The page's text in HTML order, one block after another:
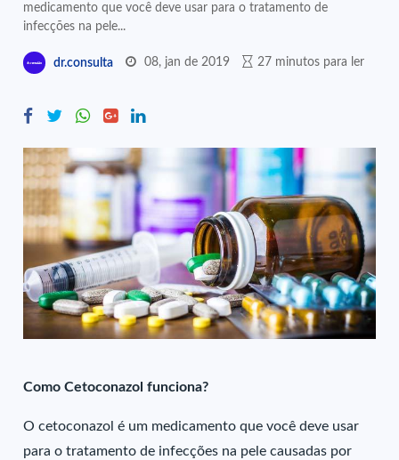
medicamento que você deve usar para o tratamento de
infecções na pele...
dr.consulta 08, jan de 2019 27 minutos para ler
Como Cetoconazol funciona?
O cetoconazol é um medicamento que você deve usar
para o tratamento de infecções na pele causadas por